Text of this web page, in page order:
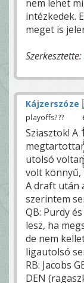
nem lehet
intézkedek.
meget is
Szerkesztette:
Kájzerszóze
playoffs???
Sziasztok! A
utolsó
volt könnyű,
A draft után
szerintem
QB: Purdy
lesz, ha
de nem
ligautolsó
RB: Jacobs
DEN